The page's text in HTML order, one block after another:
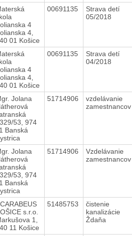
4
4,
01 Košice
00691135
Strava detí
05/2018
4
4,
01 Košice
00691135
Strava detí
04/2018
Jolana
53, 974
Banská
51714906
vzdelávanie
zamestnancov
Jolana
53, 974
Banská
51714906
Vzdelávanie
zamestnancov
s.r.o.
1,
11 Košice
51485753
čistenie
kanalizácie
Ždaňa